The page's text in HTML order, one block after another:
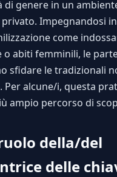
di genere in un
privato. Impegnandosi
come
o abiti femminili, le
sfidare le tradizionali
Per alcune/i, questa
ampio percorso di
della/del
delle